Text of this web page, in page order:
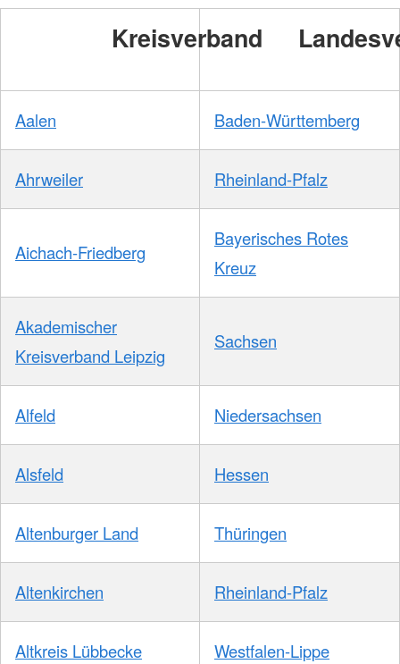
Kreisverband
Aalen Baden-Württemberg
Ahrweiler Rheinland-Pfalz
Aichach-Friedberg
Bayerisches Rotes
Kreuz
Akademischer
Kreisverband Leipzig
Sachsen
Alfeld Niedersachsen
Alsfeld Hessen
Altenburger Land Thüringen
Altenkirchen Rheinland-Pfalz
Altkreis Lübbecke Westfalen-Lippe